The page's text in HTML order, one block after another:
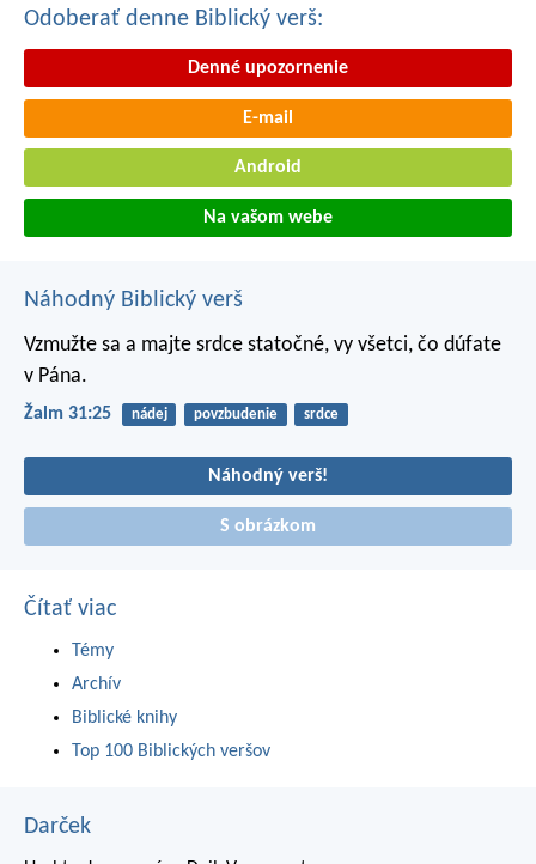
Odoberať denne Biblický verš:
Denné upozornenie
E-mail
Android
Na vašom webe
Náhodný Biblický verš
Vzmužte sa a majte srdce statočné, vy všetci, čo dúfate
v Pána.
Žalm 31:25 nádej povzbudenie srdce
Náhodný verš!
S obrázkom
Čítať viac
Témy
Archív
Biblické knihy
Top 100 Biblických veršov
Darček